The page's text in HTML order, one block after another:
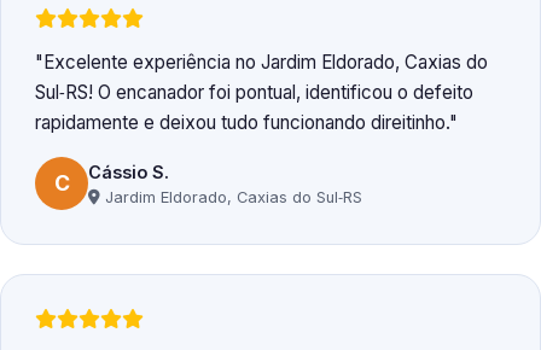
Excelente experiência no Jardim Eldorado, Caxias do
Sul‑RS! O encanador foi pontual, identificou o defeito
rapidamente e deixou tudo funcionando direitinho.
C Cássio S.
Jardim Eldorado, Caxias do Sul‑RS